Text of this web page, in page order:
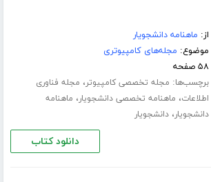
از: ماهنامه دانشجویار
موضوع: مجله‌های کامپیوتری
۵۸ صفحه
برچسب‌ها: مجله تخصصی کامپیوتر، مجله فناوری
اطلاعات، ماهنامه تخصصی دانشجویار، ماهنامه
دانشجویار،دانشجویار
دانلود کتاب